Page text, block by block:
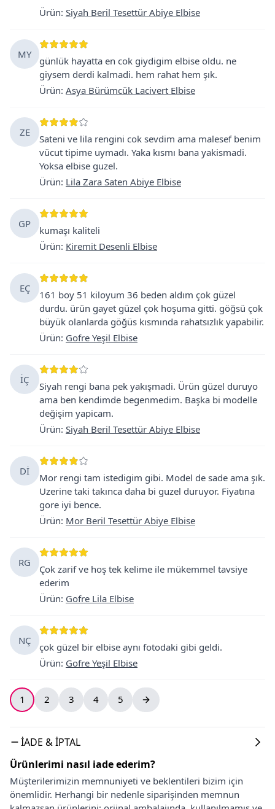
Ürün: Siyah Beril Tesettür Abiye Elbise
MY
günlük hayatta en cok giydigim elbise oldu. ne
giysem derdi kalmadi. hem rahat hem şık.
Ürün: Asya Bürümcük Lacivert Elbise
ZE
Sateni ve lila rengini cok sevdim ama malesef benim
vücut tipime uymadı. Yaka kısmı bana yakismadi.
Yoksa elbise guzel.
Ürün: Lila Zara Saten Abiye Elbise
GP
kumaşı kaliteli
Ürün: Kiremit Desenli Elbise
EÇ
161 boy 51 kiloyum 36 beden aldım çok güzel
durdu. ürün gayet güzel çok hoşuma gitti. göğsü çok
büyük olanlarda göğüs kısmında rahatsızlık yapabilir.
Ürün: Gofre Yeşil Elbise
İÇ
Siyah rengi bana pek yakışmadi. Ürün güzel duruyo
ama ben kendimde begenmedim. Başka bi modelle
değişim yapicam.
Ürün: Siyah Beril Tesettür Abiye Elbise
Dİ
Mor rengi tam istedigim gibi. Model de sade ama şık.
Uzerine taki takınca daha bi guzel duruyor. Fiyatına
gore iyi bence.
Ürün: Mor Beril Tesettür Abiye Elbise
RG
Çok zarif ve hoş tek kelime ile mükemmel tavsiye
ederim
Ürün: Gofre Lila Elbise
NÇ
çok güzel bir elbise aynı fotodaki gibi geldi.
Ürün: Gofre Yeşil Elbise
1 2 3 4 5
İADE & İPTAL
Ürünlerimi nasıl iade ederim?
Müşterilerimizin memnuniyeti ve beklentileri bizim için
önemlidir. Herhangi bir nedenle siparişinden memnun